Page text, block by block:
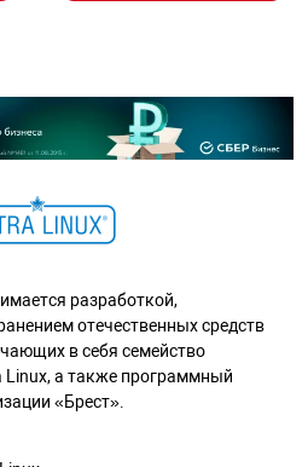
разработкой,
отечественных средств
в себя семейство
Linux, а также программный
«Брест».